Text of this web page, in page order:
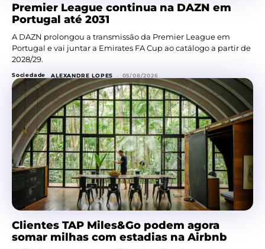
Premier League continua na DAZN em
Portugal até 2031
A DAZN prolongou a transmissão da Premier League em
Portugal e vai juntar a Emirates FA Cup ao catálogo a partir de
2028/29.
Sociedade ALEXANDRE LOPES - 05/08/2026
Clientes TAP Miles&Go podem agora
somar milhas com estadias na Airbnb